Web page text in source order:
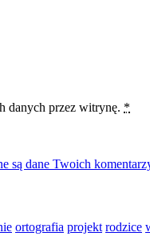
danych przez witrynę. *
są dane Twoich
ortografia projekt rodzice